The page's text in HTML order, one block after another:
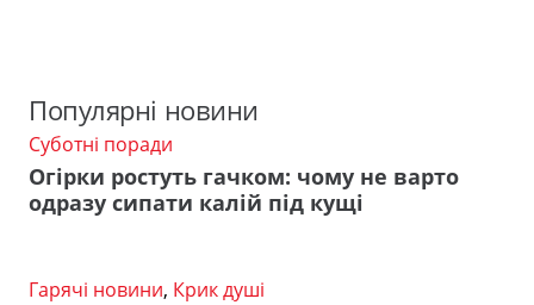
Популярні новини
Суботні поради
Огірки ростуть гачком: чому не варто
одразу сипати калій під кущі
Гарячі новини, Крик душі